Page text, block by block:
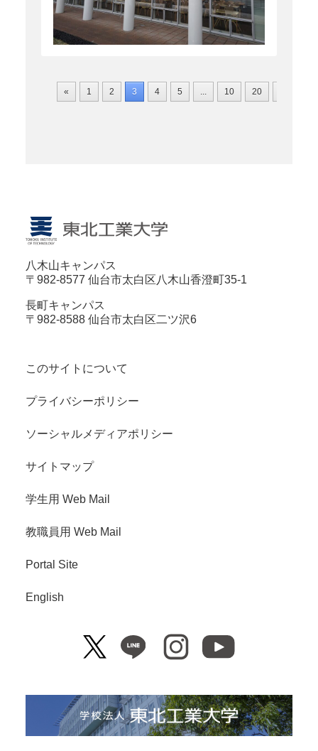
« 1 2 3 4 5 ... 10 20
八木山キャンパス
〒982-8577 仙台市太白区八木山香澄町35-1
長町キャンパス
〒982-8588 仙台市太白区二ツ沢6
このサイトについて
プライバシーポリシー
ソーシャルメディアポリシー
サイトマップ
学生用 Web Mail
教職員用 Web Mail
Portal Site
English